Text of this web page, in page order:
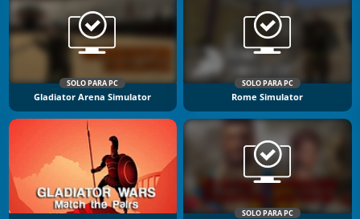
SOLO PARA PC
Gladiator Arena Simulator
SOLO PARA PC
Rome Simulator
SOLO PARA PC